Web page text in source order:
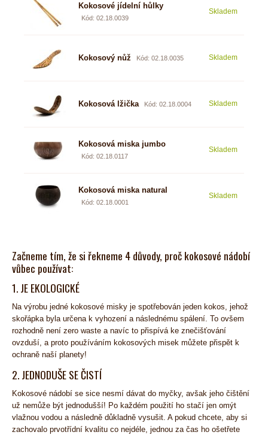
Kokosové jídelní hůlky
Kód: 02.18.0039
Skladem
Kokosový nůž Kód: 02.18.0035 Skladem
Kokosová lžička Kód: 02.18.0004 Skladem
Kokosová miska jumbo
Kód: 02.18.0117
Skladem
Kokosová miska natural
Kód: 02.18.0001
Skladem
Začneme tím, že si řekneme 4 důvody, proč kokosové nádobí
vůbec používat:
1. JE EKOLOGICKÉ
Na výrobu jedné kokosové misky je spotřebován jeden kokos, jehož
skořápka byla určena k vyhození a následnému spálení. To ovšem
rozhodně není zero waste a navíc to přispívá ke znečišťování
ovzduší, a proto používáním kokosových misek můžete přispět k
ochraně naší planety!
2. JEDNODUŠE SE ČISTÍ
Kokosové nádobí se sice nesmí dávat do myčky, avšak jeho čištění
už nemůže být jednodušší! Po každém použití ho stačí jen omýt
vlažnou vodou a následně důkladně vysušit. A pokud chcete, aby si
zachovalo prvotřídní kvalitu co nejdéle, jednou za čas ho ošetřete